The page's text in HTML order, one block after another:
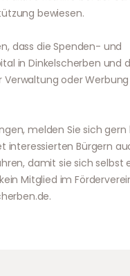
bewiesen.
dass die Spenden- und
in Dinkelscherben und
oder
melden Sie sich gern
interessierten Bürgern
damit sie sich selbst
Mitglied im